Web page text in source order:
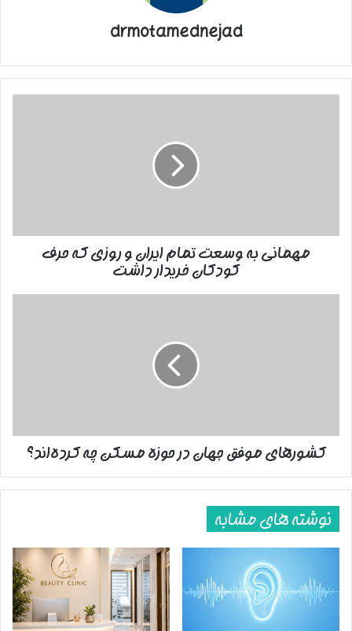
drmotamednejad
حرف
مهمانی به وسعت تمام ایران و روزی که حرف
کودکان خریدار داشت
کشورهای موفق جهان در حوزه مسکن چه کرده‌اند؟
نوشته های مشابه